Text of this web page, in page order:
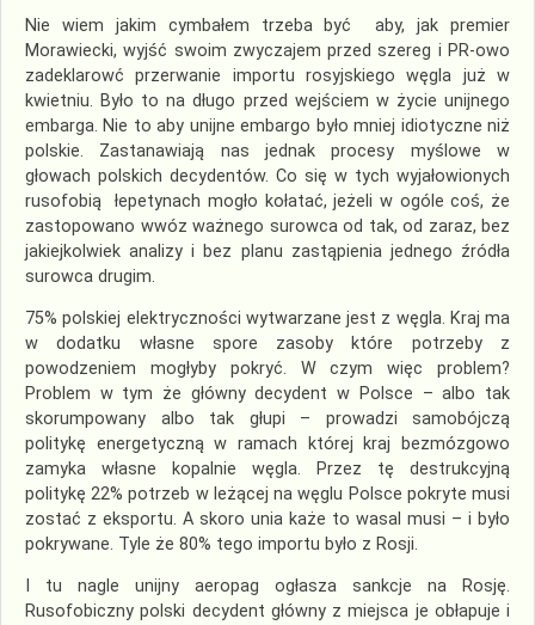
Nie wiem jakim cymbałem trzeba być aby, jak premier
Morawiecki, wyjść swoim zwyczajem przed szereg i PR-owo
zadeklarowć przerwanie importu rosyjskiego węgla już w
kwietniu. Było to na długo przed wejściem w życie unijnego
embarga. Nie to aby unijne embargo było mniej idiotyczne niż
polskie. Zastanawiają nas jednak procesy myślowe w
głowach polskich decydentów. Co się w tych wyjałowionych
rusofobią łepetynach mogło kołatać, jeżeli w ogóle coś, że
zastopowano wwóz ważnego surowca od tak, od zaraz, bez
jakiejkolwiek analizy i bez planu zastąpienia jednego źródła
surowca drugim.
75% polskiej elektryczności wytwarzane jest z węgla. Kraj ma
w dodatku własne spore zasoby które potrzeby z
powodzeniem mogłyby pokryć. W czym więc problem?
Problem w tym że główny decydent w Polsce – albo tak
skorumpowany albo tak głupi – prowadzi samobójczą
politykę energetyczną w ramach której kraj bezmózgowo
zamyka własne kopalnie węgla. Przez tę destrukcyjną
politykę 22% potrzeb w leżącej na węglu Polsce pokryte musi
zostać z eksportu. A skoro unia każe to wasal musi – i było
pokrywane. Tyle że 80% tego importu było z Rosji.
I tu nagle unijny aeropag ogłasza sankcje na Rosję.
Rusofobiczny polski decydent główny z miejsca je obłapuje i